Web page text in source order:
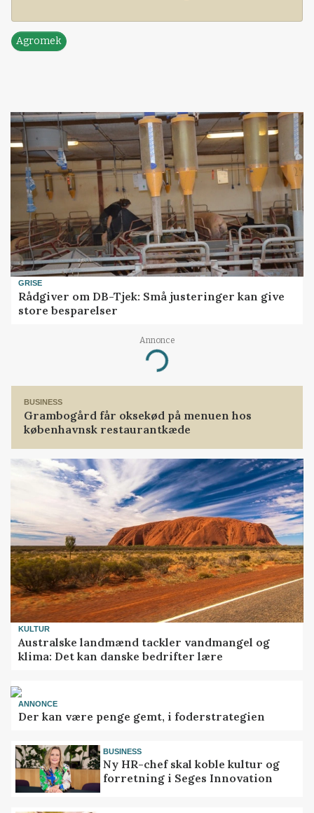
Agromek
GRISE
Rådgiver om DB-Tjek: Små justeringer kan give
store besparelser
Annonce
Loading...
BUSINESS
Grambogård får oksekød på menuen hos
københavnsk restaurantkæde
KULTUR
Australske landmænd tackler vandmangel og
klima: Det kan danske bedrifter lære
ANNONCE
Der kan være penge gemt, i foderstrategien
BUSINESS
Ny HR-chef skal koble kultur og
forretning i Seges Innovation